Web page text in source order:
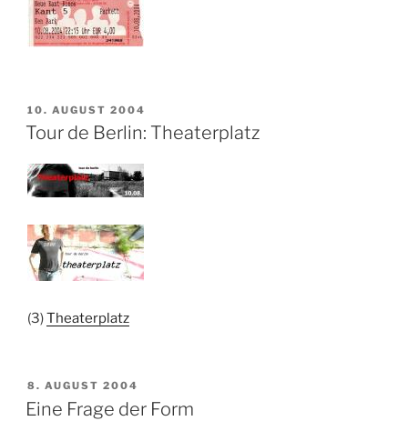
VERÖFFENTLICHT
AM
10. AUGUST 2004
Tour de Berlin: Theaterplatz
(3)Theaterplatz
VERÖFFENTLICHT
AM
8. AUGUST 2004
Eine Frage der Form